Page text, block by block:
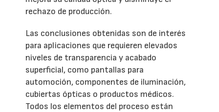
rechazo de producción.
Las conclusiones obtenidas son de interés
para aplicaciones que requieren elevados
niveles de transparencia y acabado
superficial, como pantallas para
automoción, componentes de iluminación,
cubiertas ópticas o productos médicos.
Todos los elementos del proceso están